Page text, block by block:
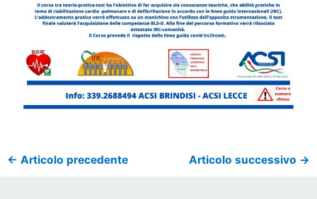
← Articolo precedente Articolo successivo →